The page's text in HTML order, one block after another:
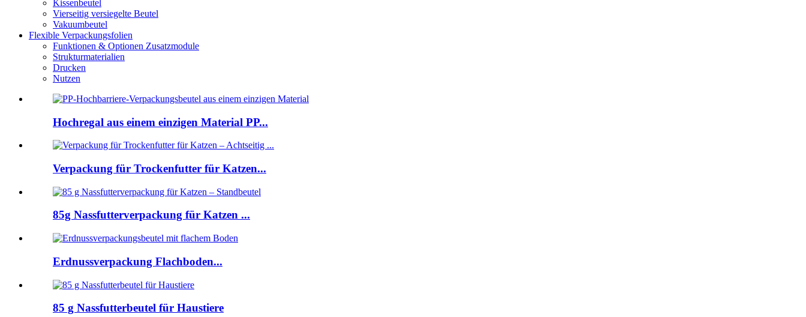
Kissenbeutel
Vierseitig versiegelte Beutel
Vakuumbeutel
Flexible Verpackungsfolien
Funktionen & Optionen Zusatzmodule
Strukturmaterialien
Drucken
Nutzen
Hochregal aus einem einzigen Material PP...
Verpackung für Trockenfutter für Katzen...
85g Nassfutterverpackung für Katzen ...
Erdnussverpackung Flachboden...
85 g Nassfutterbeutel für Haustiere